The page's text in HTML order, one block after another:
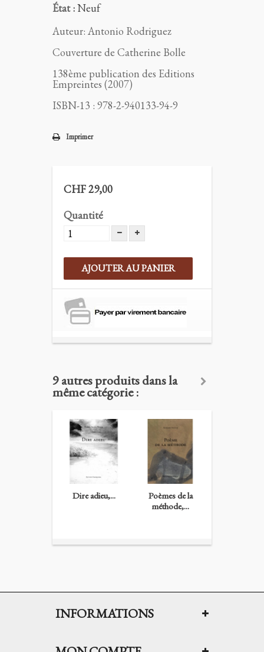
État :Neuf
Auteur: Antonio Rodriguez
Couverture de Catherine Bolle
138ème publication des Editions
Empreintes (2007)
ISBN-13 : 978-2-940133-94-9
Imprimer
CHF 29,00
Quantité
AJOUTER AU PANIER
9 autres produits dans la
même catégorie :
Dire adieu,...
Poèmes de la
méthode,...
INFORMATIONS